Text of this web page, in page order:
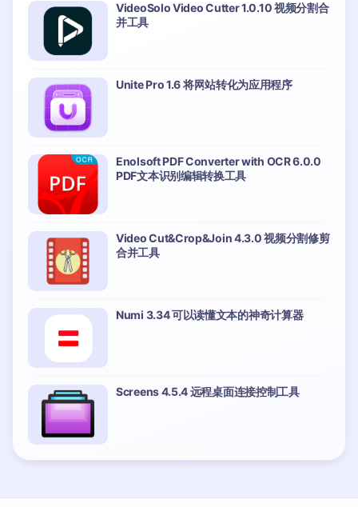
VideoSolo Video Cutter 1.0.10 视频分割合
并工具
Unite Pro 1.6 将网站转化为应用程序
Enolsoft PDF Converter with OCR 6.0.0
PDF文本识别编辑转换工具
Video Cut&Crop&Join 4.3.0 视频分割修剪
合并工具
Numi 3.34 可以读懂文本的神奇计算器
Screens 4.5.4 远程桌面连接控制工具